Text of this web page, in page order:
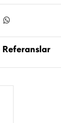
Referanslar